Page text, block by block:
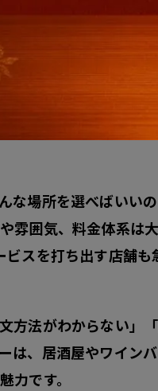
な場所を選べばい
雰囲気、料金体系は
スを打ち出す店舗も
方法がわからない」
は、居酒屋やワインバ
力です。